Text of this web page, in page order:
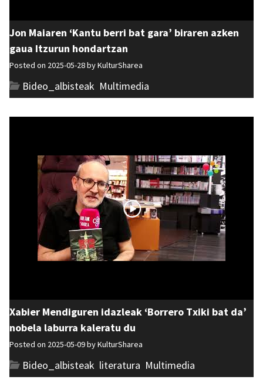
Jon Maiaren ‘Kantu berri bat gara’ biraren azken
gaua Itzurun hondartzan
Posted on 2025-05-28 byKulturSharea
Bideo_albisteak Multimedia
Xabier Mendiguren idazleak ‘Borrero Txiki bat da’
nobela laburra kaleratu du
Posted on 2025-05-09 byKulturSharea
Bideo_albisteak literatura Multimedia